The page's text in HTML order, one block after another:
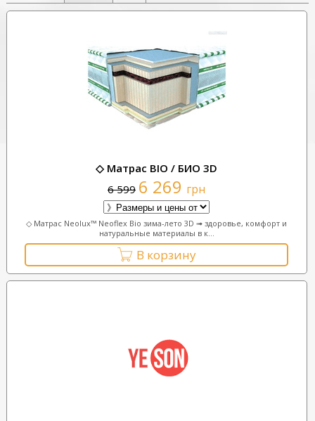
◇ Матрас BIO / БИО 3D
6 599 6 269 грн
◇ Матрас Neolux™ Neoflex Bio зима-лето 3D ➟ здоровье, комфорт и
натуральные материалы в к...
В корзину